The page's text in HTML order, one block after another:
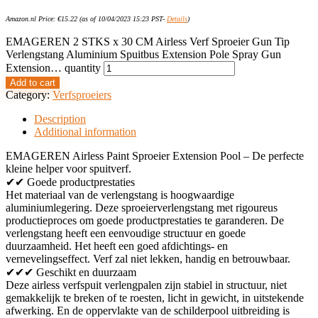
Amazon.nl Price: €15.22 (as of 10/04/2023 15:23 PST- Details)
EMAGEREN 2 STKS x 30 CM Airless Verf Sproeier Gun Tip
Verlengstang Aluminium Spuitbus Extension Pole Spray Gun
Extension… quantity
Add to cart
Category: Verfsproeiers
Description
Additional information
EMAGEREN Airless Paint Sproeier Extension Pool – De perfecte
kleine helper voor spuitverf.
✔✔ Goede productprestaties
Het materiaal van de verlengstang is hoogwaardige
aluminiumlegering. Deze sproeierverlengstang met rigoureus
productieproces om goede productprestaties te garanderen. De
verlengstang heeft een eenvoudige structuur en goede
duurzaamheid. Het heeft een goed afdichtings- en
vernevelingseffect. Verf zal niet lekken, handig en betrouwbaar.
✔✔✔ Geschikt en duurzaam
Deze airless verfspuit verlengpalen zijn stabiel in structuur, niet
gemakkelijk te breken of te roesten, licht in gewicht, in uitstekende
afwerking. En de oppervlakte van de schilderpool uitbreiding is